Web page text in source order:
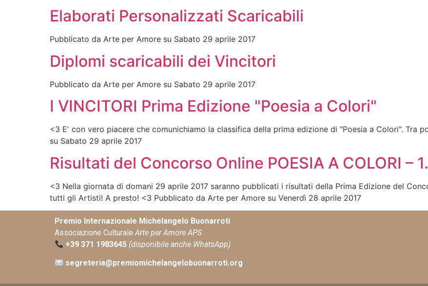
Elaborati Personalizzati Scaricabili
Pubblicato da Arte per Amore su Sabato 29 aprile 2017
Diplomi scaricabili dei Vincitori
Pubblicato da Arte per Amore su Sabato 29 aprile 2017
I VINCITORI Prima Edizione "Poesia a Colori"
<3 E' con vero piacere che comunichiamo la classifica della prima edizione di "Poesia a Colori". Tra
su Sabato 29 aprile 2017
Risultati del Concorso Online POESIA A COLORI –
<3 Nella giornata di domani 29 aprile 2017 saranno pubblicati i risultati della Prima Edizione del
tutti gli Artisti! A presto! <3 Pubblicato da Arte per Amore su Venerdì 28 aprile 2017
Premio Internazionale Michelangelo Buonarroti
Associazione CulturaleArte per Amore APS
+39 371 1983645 (disponibile anche WhatsApp)
segreteria@premiomichelangelobuonarroti.org